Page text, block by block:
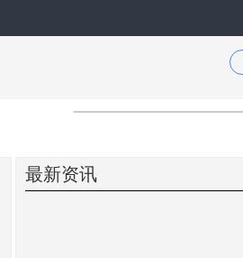
最新资讯